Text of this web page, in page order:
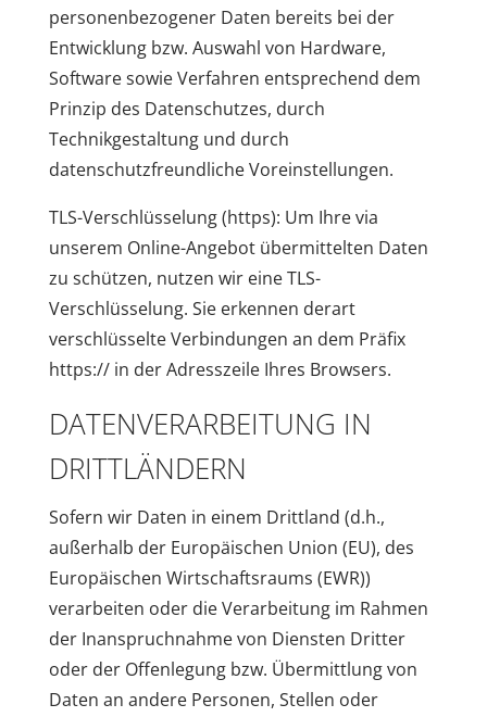
personenbezogener Daten bereits bei der
Entwicklung bzw. Auswahl von Hardware,
Software sowie Verfahren entsprechend dem
Prinzip des Datenschutzes, durch
Technikgestaltung und durch
datenschutzfreundliche Voreinstellungen.
TLS-Verschlüsselung (https): Um Ihre via
unserem Online-Angebot übermittelten Daten
zu schützen, nutzen wir eine TLS-
Verschlüsselung. Sie erkennen derart
verschlüsselte Verbindungen an dem Präfix
https:// in der Adresszeile Ihres Browsers.
DATENVERARBEITUNG IN
DRITTLÄNDERN
Sofern wir Daten in einem Drittland (d.h.,
außerhalb der Europäischen Union (EU), des
Europäischen Wirtschaftsraums (EWR))
verarbeiten oder die Verarbeitung im Rahmen
der Inanspruchnahme von Diensten Dritter
oder der Offenlegung bzw. Übermittlung von
Daten an andere Personen, Stellen oder